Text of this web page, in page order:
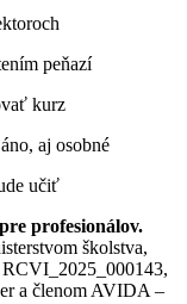
peňazí
kurz
aj osobné
učiť
profesionálov.
školstva,
a členom AVIDA –